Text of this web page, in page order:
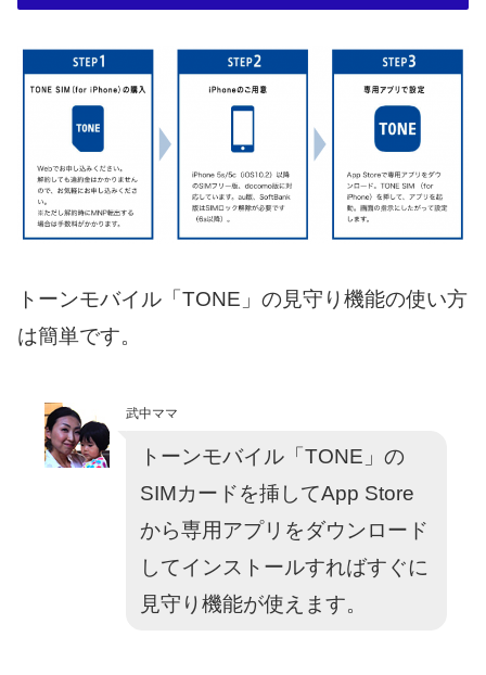
トーンモバイル「TONE」の見守り機能の使い方
は簡単です。
武中ママ
トーンモバイル「TONE」の
SIMカードを挿してApp Store
から専用アプリをダウンロード
してインストールすればすぐに
見守り機能が使えます。